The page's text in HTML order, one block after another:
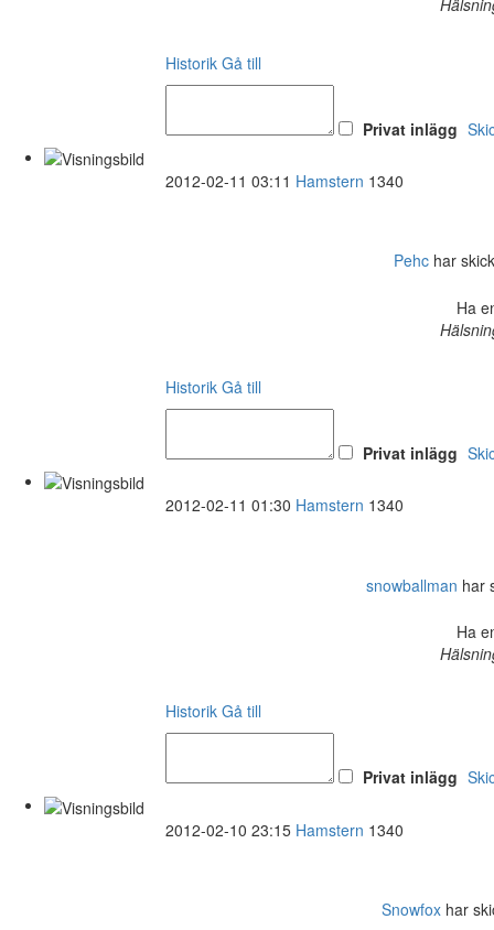
Historik Gå till
Privat inlägg
2012-02-11 03:11 Hamstern 1340
Pehc har
Ha
Historik Gå till
Privat inlägg
2012-02-11 01:30 Hamstern 1340
snowballman har
Ha
Historik Gå till
Privat inlägg
2012-02-10 23:15 Hamstern 1340
Snowfox har